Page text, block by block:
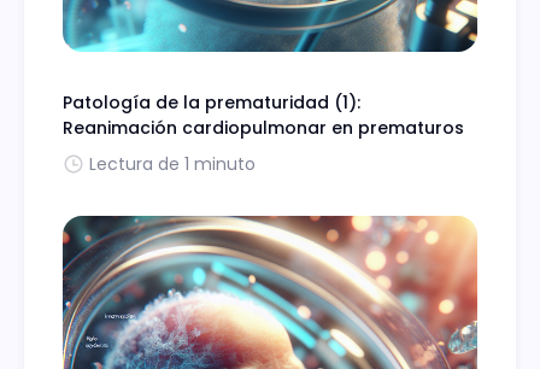
Patología de la prematuridad (1):
Reanimación cardiopulmonar en prematuros
Lectura de 1 minuto